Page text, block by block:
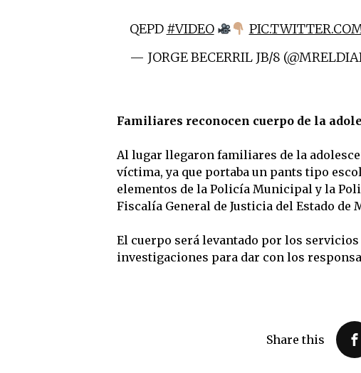
QEPD #VIDEO
— JORGE BECERRIL JB/8
Familiares reconocen cuerpo de la
Al lugar llegaron familiares de la
víctima, ya que portaba un pants tipo
elementos de la Policía Municipal y la
Fiscalía General de Justicia del Estado de
El cuerpo será levantado por los
investigaciones para dar con los
Share this